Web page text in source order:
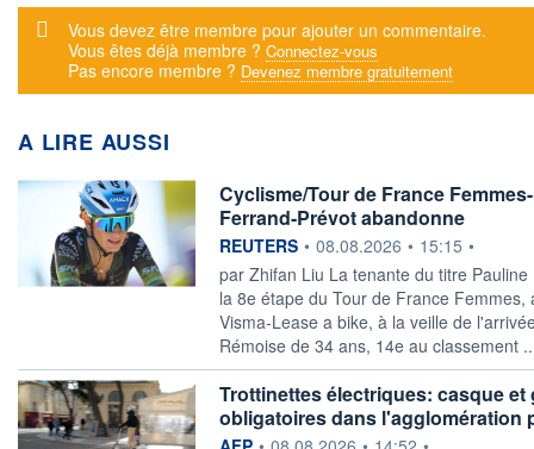
Message d'alerte
Vous devez être membre pour ajouter un commentaire.
Vous êtes déjà membre ? Connectez-vous
Pas encore membre ? Devenez membre gratuitement
A LIRE AUSSI
Cyclisme/Tour de France
Ferrand-Prévot abandonne
information fournie par
REUTERS • 08.08.2026 • 15:15 •
par Zhifan Liu La tenante du titre
la 8e étape du Tour de France
Visma-Lease a bike, à la veille ​de
Rémoise de 34 ans, 14e au classement
Trottinettes électriques: casque
obligatoires dans l'agglomération
information fournie par